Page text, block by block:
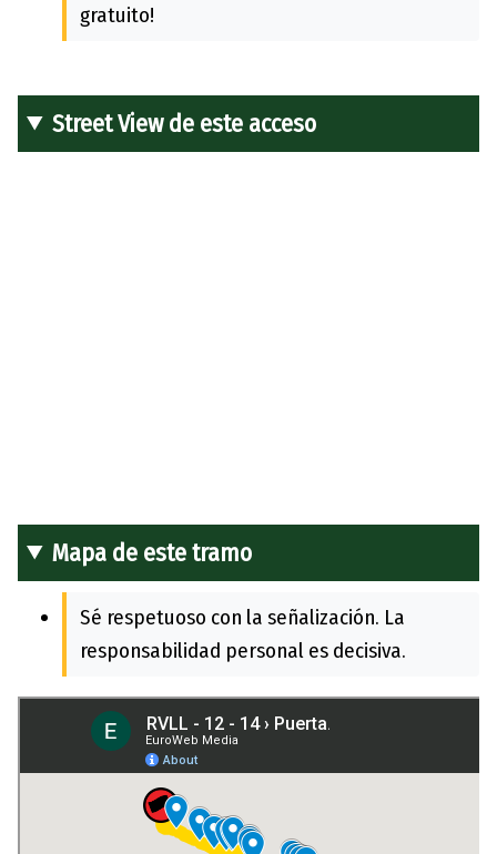
gratuito!
Street View de este acceso
Mapa de este tramo
Sé respetuoso con la señalización. La
responsabilidad personal es decisiva.